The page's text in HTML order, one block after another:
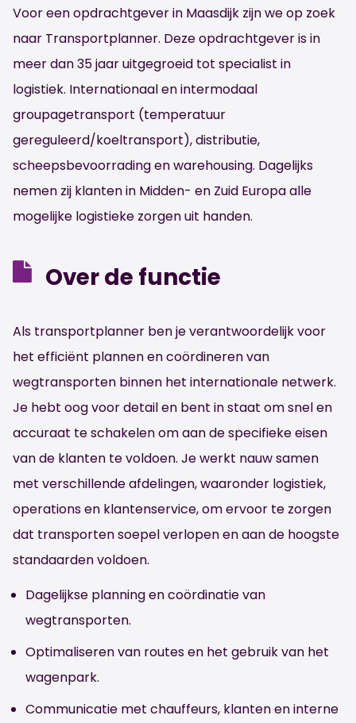
Voor een opdrachtgever in Maasdijk zijn we op zoek
naar Transportplanner. Deze opdrachtgever is in
meer dan 35 jaar uitgegroeid tot specialist in
logistiek. Internationaal en intermodaal
groupagetransport (temperatuur
gereguleerd/koeltransport), distributie,
scheepsbevoorrading en warehousing. Dagelijks
nemen zij klanten in Midden- en Zuid Europa alle
mogelijke logistieke zorgen uit handen.
Over de functie
Als transportplanner ben je verantwoordelijk voor
het efficiënt plannen en coördineren van
wegtransporten binnen het internationale netwerk.
Je hebt oog voor detail en bent in staat om snel en
accuraat te schakelen om aan de specifieke eisen
van de klanten te voldoen. Je werkt nauw samen
met verschillende afdelingen, waaronder logistiek,
operations en klantenservice, om ervoor te zorgen
dat transporten soepel verlopen en aan de hoogste
standaarden voldoen.
Dagelijkse planning en coördinatie van
wegtransporten.
Optimaliseren van routes en het gebruik van het
wagenpark.
Communicatie met chauffeurs, klanten en interne